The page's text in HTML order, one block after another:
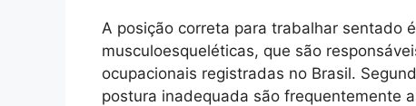
A posição correta para trabalhar sentado
musculoesqueléticas, que são
ocupacionais registradas no Brasil.
postura inadequada são frequentemente